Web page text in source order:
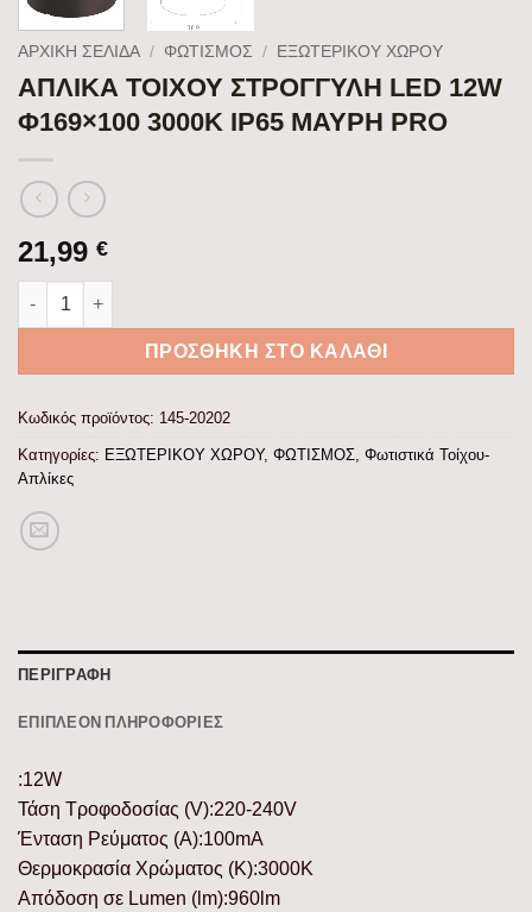
ΑΡΧΙΚΉ ΣΕΛΊΔΑ / ΦΩΤΙΣΜΟΣ / ΕΞΩΤΕΡΙΚΟΥ ΧΩΡΟΥ
ΑΠΛΙΚΑ ΤΟΙΧΟΥ ΣΤΡΟΓΓΥΛΗ LED 12W
Φ169×100 3000K IP65 ΜΑΥΡΗ PRO
21,99 €
ΑΠΛΙΚΑ ΤΟΙΧΟΥ ΣΤΡΟΓΓΥΛΗ LED 12W Φ169x100 3000K IP65
ΠΡΟΣΘΉΚΗ ΣΤΟ ΚΑΛΆΘΙ
Κωδικός προϊόντος: 145-20202
Κατηγορίες: ΕΞΩΤΕΡΙΚΟΥ ΧΩΡΟΥ, ΦΩΤΙΣΜΟΣ Φωτιστικά Τοίχου-
Απλίκες
ΠΕΡΙΓΡΑΦΉ
ΕΠΙΠΛΈΟΝ ΠΛΗΡΟΦΟΡΊΕΣ
:12W
Τάση Τροφοδοσίας (V):220-240V
Ένταση Ρεύματος (Α):100mA
Θερμοκρασία Χρώματος (K):3000K
Απόδοση σε Lumen (lm):960lm